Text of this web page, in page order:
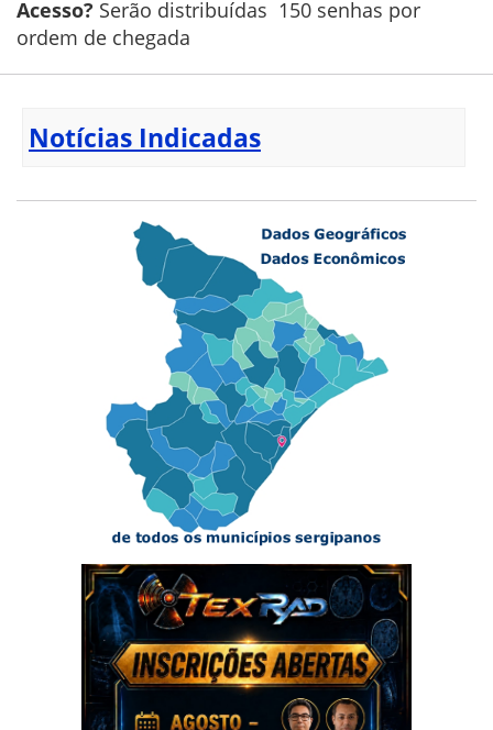
Acesso? Serão distribuídas 150 senhas por
ordem de chegada
Notícias Indicadas